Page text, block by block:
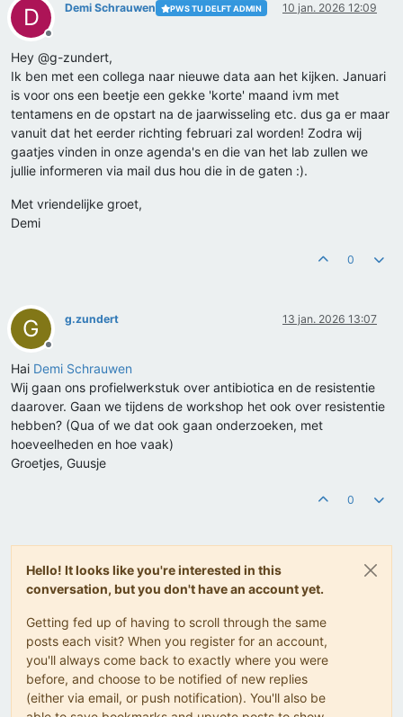
D
Offline
Demi Schrauwen PWS TU DELFT ADMIN 10 jan. 2026 12:09
Hey @g-zundert,
Ik ben met een collega naar nieuwe data aan het kijken. Januari
is voor ons een beetje een gekke 'korte' maand ivm met
tentamens en de opstart na de jaarwisseling etc. dus ga er maar
vanuit dat het eerder richting februari zal worden! Zodra wij
gaatjes vinden in onze agenda's en die van het lab zullen we
jullie informeren via mail dus hou die in de gaten :).
Met vriendelijke groet,
Demi
0
G
Offline
g.zundert 13 jan. 2026 13:07
Hai Demi Schrauwen
Wij gaan ons profielwerkstuk over antibiotica en de resistentie
daarover. Gaan we tijdens de workshop het ook over resistentie
hebben? (Qua of we dat ook gaan onderzoeken, met
hoeveelheden en hoe vaak)
Groetjes, Guusje
0
Hello! It looks like you're interested in this
conversation, but you don't have an account yet.
Getting fed up of having to scroll through the same
posts each visit? When you register for an account,
you'll always come back to exactly where you were
before, and choose to be notified of new replies
(either via email, or push notification). You'll also be